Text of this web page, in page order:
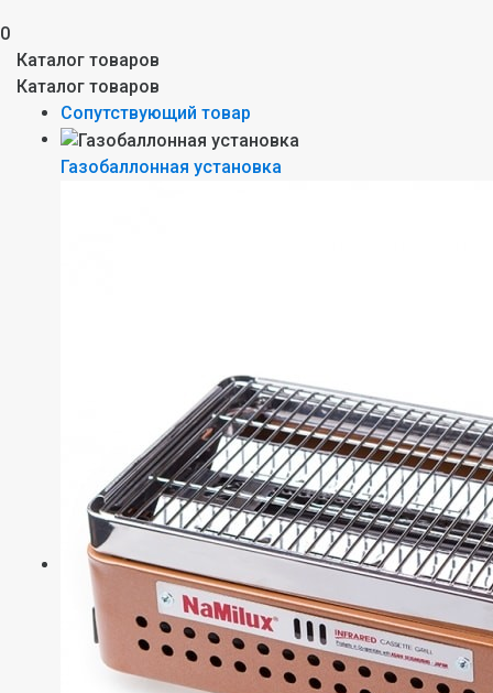
0
Каталог товаров
Каталог товаров
Сопутствующий товар
Газобаллонная установка